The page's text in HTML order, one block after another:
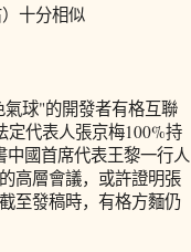
十分相似
球"的開發者有格互聯
定代表人張京梅100%持
中國首席代表王黎一行人
高層會議，或許證明張
至發稿時，有格方麵仍